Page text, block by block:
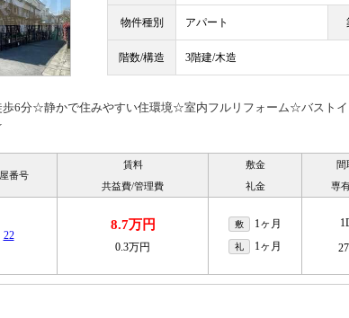
物件種別 アパート
階数/構造 3階建/木造
歩6分☆静かで住みやすい住環境☆室内フルリフォーム☆バスト
番号
賃料
共益費/管理費
敷金
礼金
間
専
22
8.7万円
0.3万円
敷 1ヶ月
礼 1ヶ月